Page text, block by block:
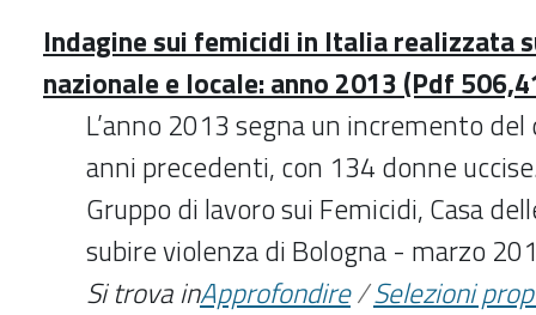
Indagine sui femicidi in Italia realizzata
nazionale e locale: anno 2013 (Pdf
L’anno 2013 segna un incremento
anni precedenti, con 134 donne
Gruppo di lavoro sui Femicidi, Casa
subire violenza di Bologna - marzo
Si trova inApprofondire/Selezioni